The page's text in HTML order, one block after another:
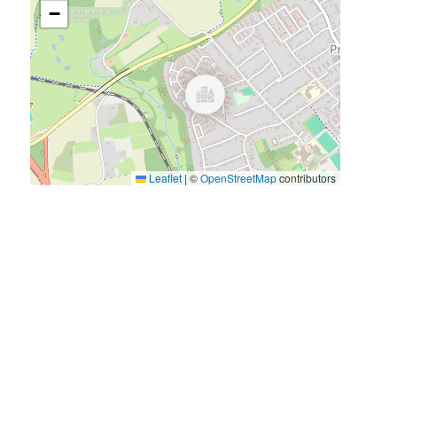
−
Leaflet | ©OpenStreetMapcontributors